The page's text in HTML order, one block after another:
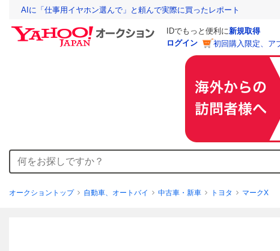
AIに「仕事用イヤホン選んで」と頼んで実際に買ったレポート
IDでもっと便利に新規取得
ログイン
初回購入限定、ア
オークショントップ 自動車、オートバイ 中古車・新車 トヨタ マークX